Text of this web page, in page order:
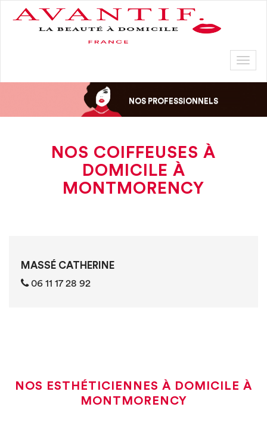
NOS PROFESSIONNELS
NOS COIFFEUSES À
DOMICILE À
MONTMORENCY
MASSÉ CATHERINE
06 11 17 28 92
NOS ESTHÉTICIENNES À DOMICILE À
MONTMORENCY